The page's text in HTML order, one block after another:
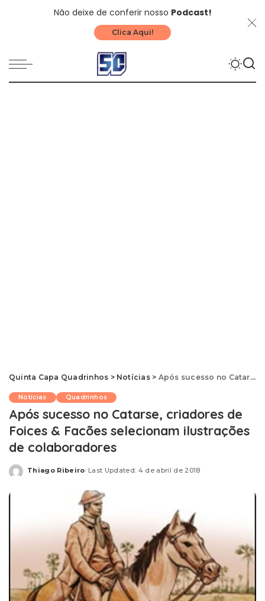
Não deixe de conferir nosso Podcast!
Clica Aqui!
Quinta Capa Quadrinhos > Notícias> Após sucesso no Catarse, criadores de Foices & Facões selecionam ilustrações de colaboradores
Notícias Quadrinhos
Após sucesso no Catarse, criadores de
Foices & Facões selecionam ilustrações
de colaboradores
Posted
Thiago Ribeiro Last Updated: 4 de abril de 2018